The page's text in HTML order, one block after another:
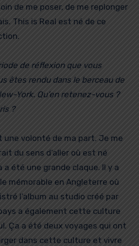
de me poser, de me replonger
This is Real est né de ce
de réflexion que vous
êtes rendu dans le berceau de
York. Qu’en retenez-vous ?
?
une volonté de ma part. Je me
du sens d’aller où est né
été une grande claque. Il y a
mémorable en Angleterre où
l’album au studio créé par
a également cette culture
Ça a été deux voyages qui ont
dans cette culture et vivre